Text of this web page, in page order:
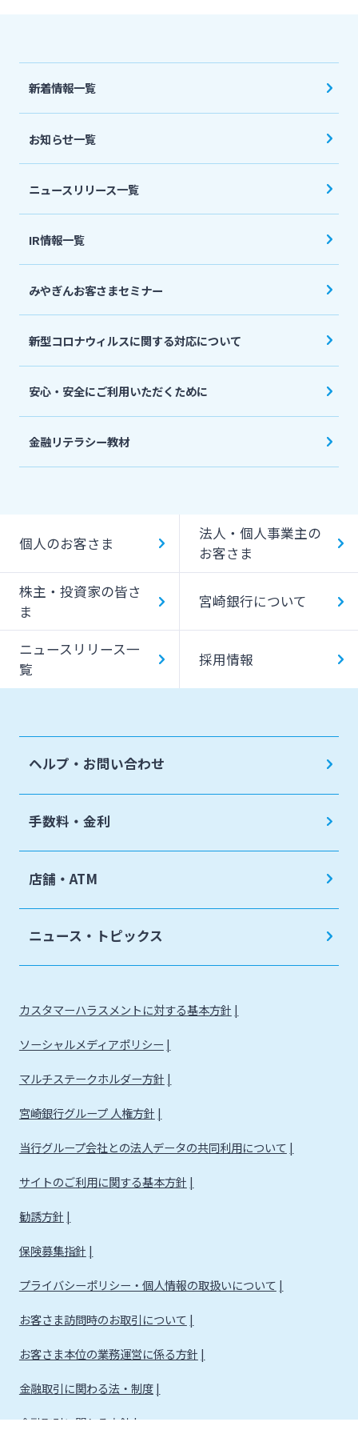
株主・投資家の皆さま
採用情報
お問い合わせ先一覧
新着情報一覧
お知らせ一覧
ニュースリリース一覧
IR情報一覧
みやぎんお客さまセミナー
新型コロナウィルスに関する対応について
安心・安全にご利用いただくために
金融リテラシー教材
個人のお客さま
法人・個人事業主の
お客さま
株主・投資家の皆さ
ま
宮崎銀行について
ニュースリリース一
覧
採用情報
ヘルプ・お問い合わせ
手数料・金利
店舗・ATM
ニュース・トピックス
カスタマーハラスメントに対する基本方針
ソーシャルメディアポリシー
マルチステークホルダー方針
宮崎銀行グループ 人権方針
当行グループ会社との法人データの共同利用について
サイトのご利用に関する基本方針
勧誘方針
保険募集指針
プライバシーポリシー・個人情報の取扱いについて
お客さま訪問時のお取引について
お客さま本位の業務運営に係る方針
金融取引に関わる法・制度
金融取引に関わる方針